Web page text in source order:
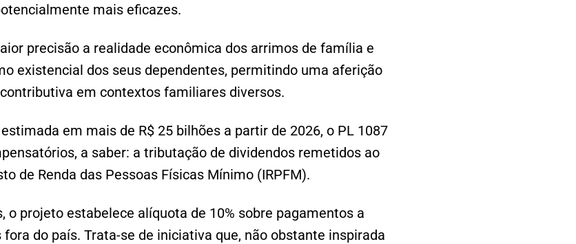
mais eficazes.
precisão a realidade econômica dos arrimos de família e
existencial dos seus dependentes, permitindo uma aferição
em contextos familiares diversos.
em mais de R$ 25 bilhões a partir de 2026, o PL 1087
a saber: a tributação de dividendos remetidos ao
de Renda das Pessoas Físicas Mínimo (IRPFM).
o projeto estabelece alíquota de 10% sobre pagamentos a
do país. Trata-se de iniciativa que, não obstante inspirada